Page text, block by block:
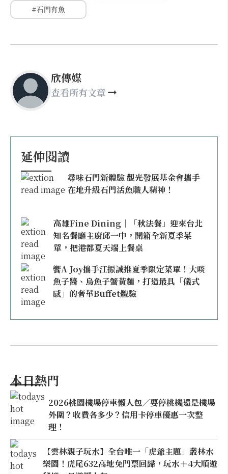
#石門有魚
欣傳媒
查看所有文章
延伸閱讀
尋味石門新體驗 觀光發展基金會攜手
在地升級石門活魚職人精神！
高雄Fine Dining｜「秋法餐」迎來台北
知名餐廳主廚邱一中，開箱全新夏季菜
單，把港都夏天端上餐桌
饗A Joy攜手江振誠推夏季限定菜單！大啖
魚子醬、烏魚子蟹黃麵，打造最具「儀式
感」的奢華Buffet體驗
本日熱門
2026桃園機場停車懶人包／要停桃機還是機場
外圍？收費各多少？信用卡停車優惠一次整
理！
【雲林親子玩水】全台唯一「虎爺主題」叢林水
樂園！虎尾632高地免門票回歸，玩水＋4大順遊